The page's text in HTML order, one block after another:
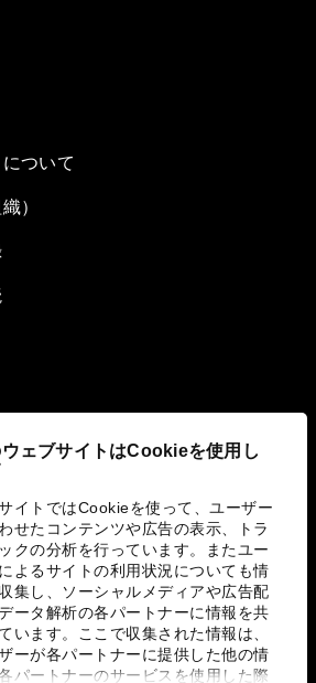
ウェブサイトはCookieを使用し
イトではCookieを使って、ユーザー
せたコンテンツや広告の表示、トラ
クの分析を行っています。またユー
よるサイトの利用状況についても情
集し、ソーシャルメディアや広告配
ータ解析の各パートナーに情報を共
います。ここで収集された情報は、
ーが各パートナーに提供した他の情
パートナーのサービスを使用した際
ついて
）
取り組み